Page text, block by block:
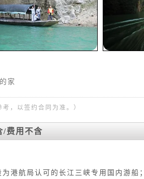
家
考，以签约合同为准。）
/费用不含
为港航局认可的长江三峡专用国内游